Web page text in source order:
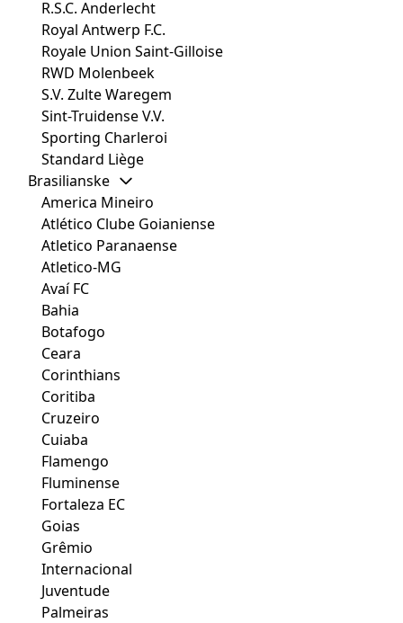
R.S.C. Anderlecht
Royal Antwerp F.C.
Royale Union Saint-Gilloise
RWD Molenbeek
S.V. Zulte Waregem
Sint-Truidense V.V.
Sporting Charleroi
Standard Liège
Brasilianske
America Mineiro
Atlético Clube Goianiense
Atletico Paranaense
Atletico-MG
Avaí FC
Bahia
Botafogo
Ceara
Corinthians
Coritiba
Cruzeiro
Cuiaba
Flamengo
Fluminense
Fortaleza EC
Goias
Grêmio
Internacional
Juventude
Palmeiras